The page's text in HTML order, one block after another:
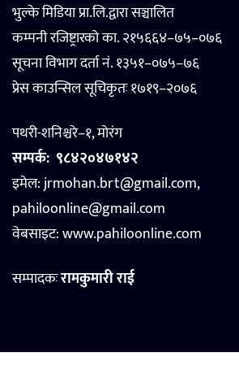
भुल्के मिडिया प्रा.लि.द्वारा सञ्चालित
कम्पनी रजिष्ट्रारको का. २१५६६४–७५–०७६
सूचना विभाग दर्ता नं. १३५१–०७५–७६
प्रेस काउन्सिल सूचिकृतः १७१९–२०७६
पथरी-शनिश्चरे–१, मोरंग
सम्पर्क: ९८४२०४७१४२
इमेल: jrmohan.brt@gmail.com,
pahiloonline@gmail.com
वेबसाइट:www.pahiloonline.com
सम्पादकःरामकुमारी राई